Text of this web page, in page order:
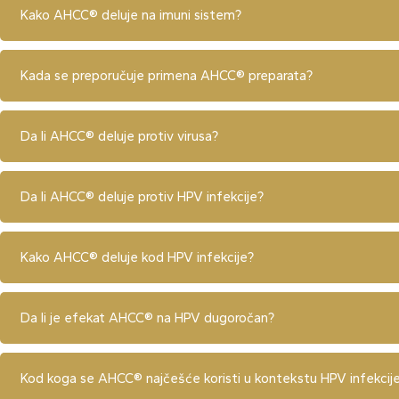
Kako AHCC® deluje na imuni sistem?
Kada se preporučuje primena AHCC® preparata?
Da li AHCC® deluje protiv virusa?
Da li AHCC® deluje protiv HPV infekcije?
Kako AHCC® deluje kod HPV infekcije?
Da li je efekat AHCC® na HPV dugoročan?
Kod koga se AHCC® najčešće koristi u kontekstu HPV